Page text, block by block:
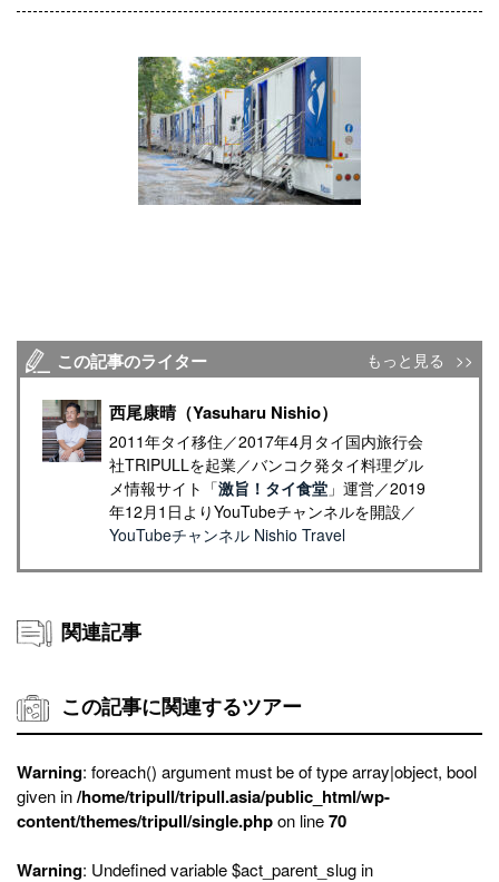
この記事のライター もっと見る
西尾康晴（Yasuharu Nishio）
2011年タイ移住／2017年4月タイ国内旅行会
社TRIPULLを起業／バンコク発タイ料理グル
メ情報サイト「激旨！タイ食堂」運営／2019
年12月1日よりYouTubeチャンネルを開設／
YouTubeチャンネル Nishio Travel
関連記事
この記事に関連するツアー
Warning: foreach() argument must be of type array|object, bool
given in/home/tripull/tripull.asia/public_html/wp-
content/themes/tripull/single.phpon line70
Warning: Undefined variable $act_parent_slug in